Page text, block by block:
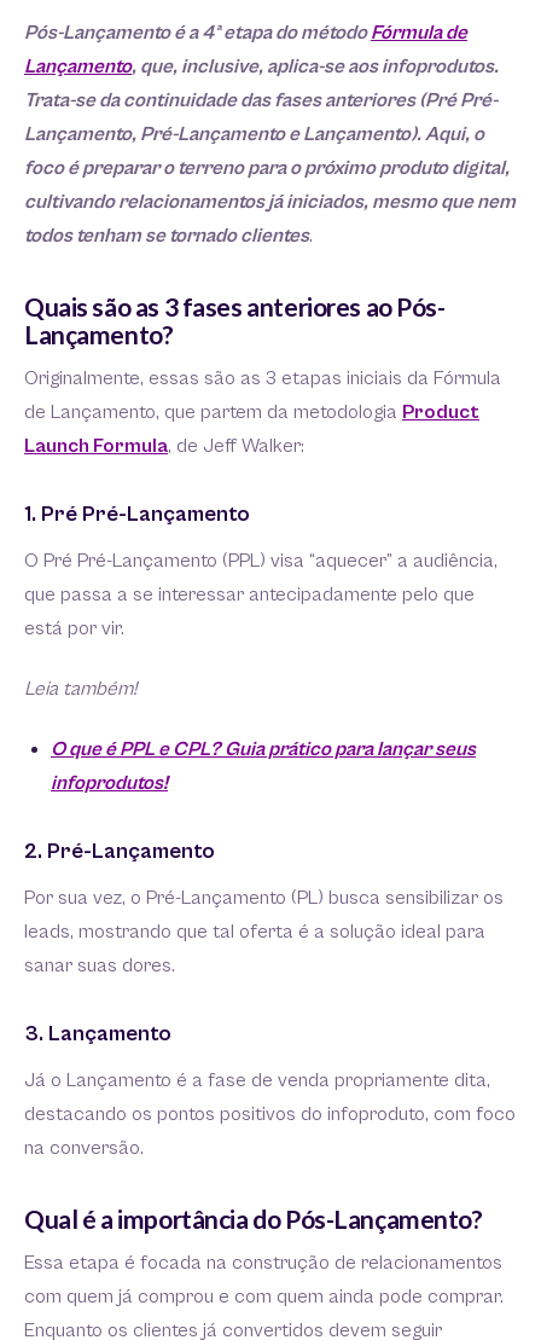
Pós-Lançamento é a 4ª etapa do métodoFórmula de
Lançamento, que, inclusive, aplica-se aos infoprodutos.
Trata-se da continuidade das fases anteriores (Pré Pré-
Lançamento, Pré-Lançamento e Lançamento). Aqui, o
foco é preparar o terreno para o próximo produto digital,
cultivando relacionamentos já iniciados, mesmo que nem
todos tenham se tornado clientes.
Quais são as 3 fases anteriores ao Pós-
Lançamento?
Originalmente, essas são as 3 etapas iniciais da Fórmula
de Lançamento, que partem da metodologia Product
Launch Formula, de Jeff Walker:
1. Pré Pré-Lançamento
O Pré Pré-Lançamento (PPL) visa “aquecer” a audiência,
que passa a se interessar antecipadamente pelo que
está por vir.
Leia também!
O que é PPL e CPL? Guia prático para lançar seus
infoprodutos!
2. Pré-Lançamento
Por sua vez, o Pré-Lançamento (PL) busca sensibilizar os
leads, mostrando que tal oferta é a solução ideal para
sanar suas dores.
3. Lançamento
Já o Lançamento é a fase de venda propriamente dita,
destacando os pontos positivos do infoproduto, com foco
na conversão.
Qual é a importância do Pós-Lançamento?
Essa etapa é focada na construção de relacionamentos
com quem já comprou e com quem ainda pode comprar.
Enquanto os clientes já convertidos devem seguir